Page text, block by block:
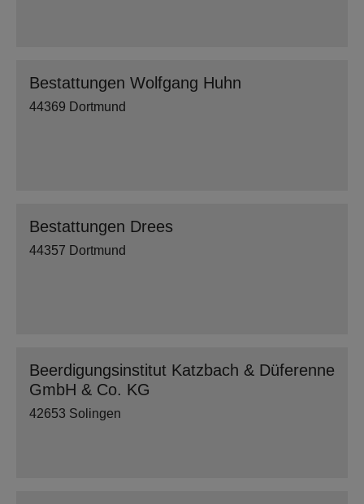
Bestattungen Wolfgang Huhn
44369 Dortmund
Bestattungen Drees
44357 Dortmund
Beerdigungsinstitut Katzbach & Düferenne
GmbH & Co. KG
42653 Solingen